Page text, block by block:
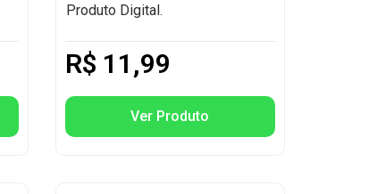
Produto Digital.
R$ 11,99
Ver Produto